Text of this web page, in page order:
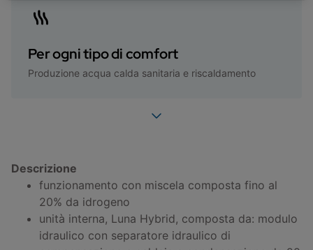
Per ogni tipo di comfort
Produzione acqua calda sanitaria e riscaldamento
Descrizione
funzionamento con miscela composta fino al
20% da idrogeno
unità interna, Luna Hybrid, composta da: modulo
idraulico con separatore idraulico di